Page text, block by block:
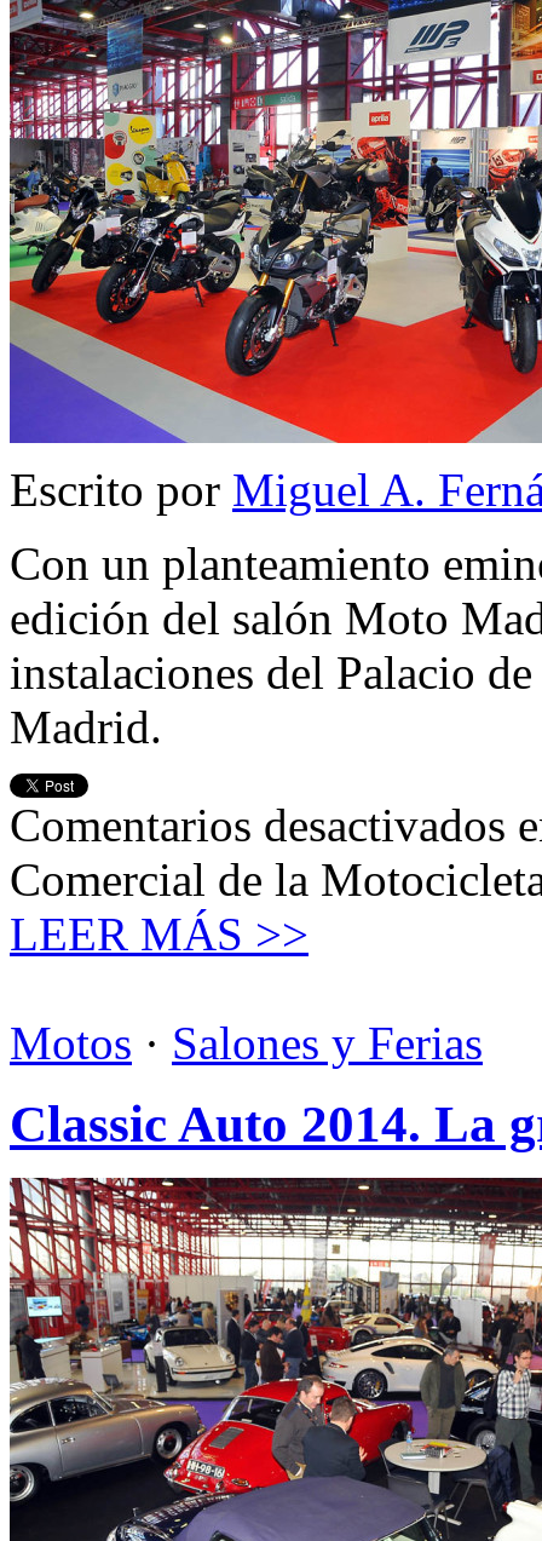
Escrito por Miguel A.
Con un planteamiento
edición del salón Moto
instalaciones del Palacio
Madrid.
Comentarios desactivados
Comercial de la
LEER MÁS >>
Motos · Salones y Ferias
Classic Auto 2014. La